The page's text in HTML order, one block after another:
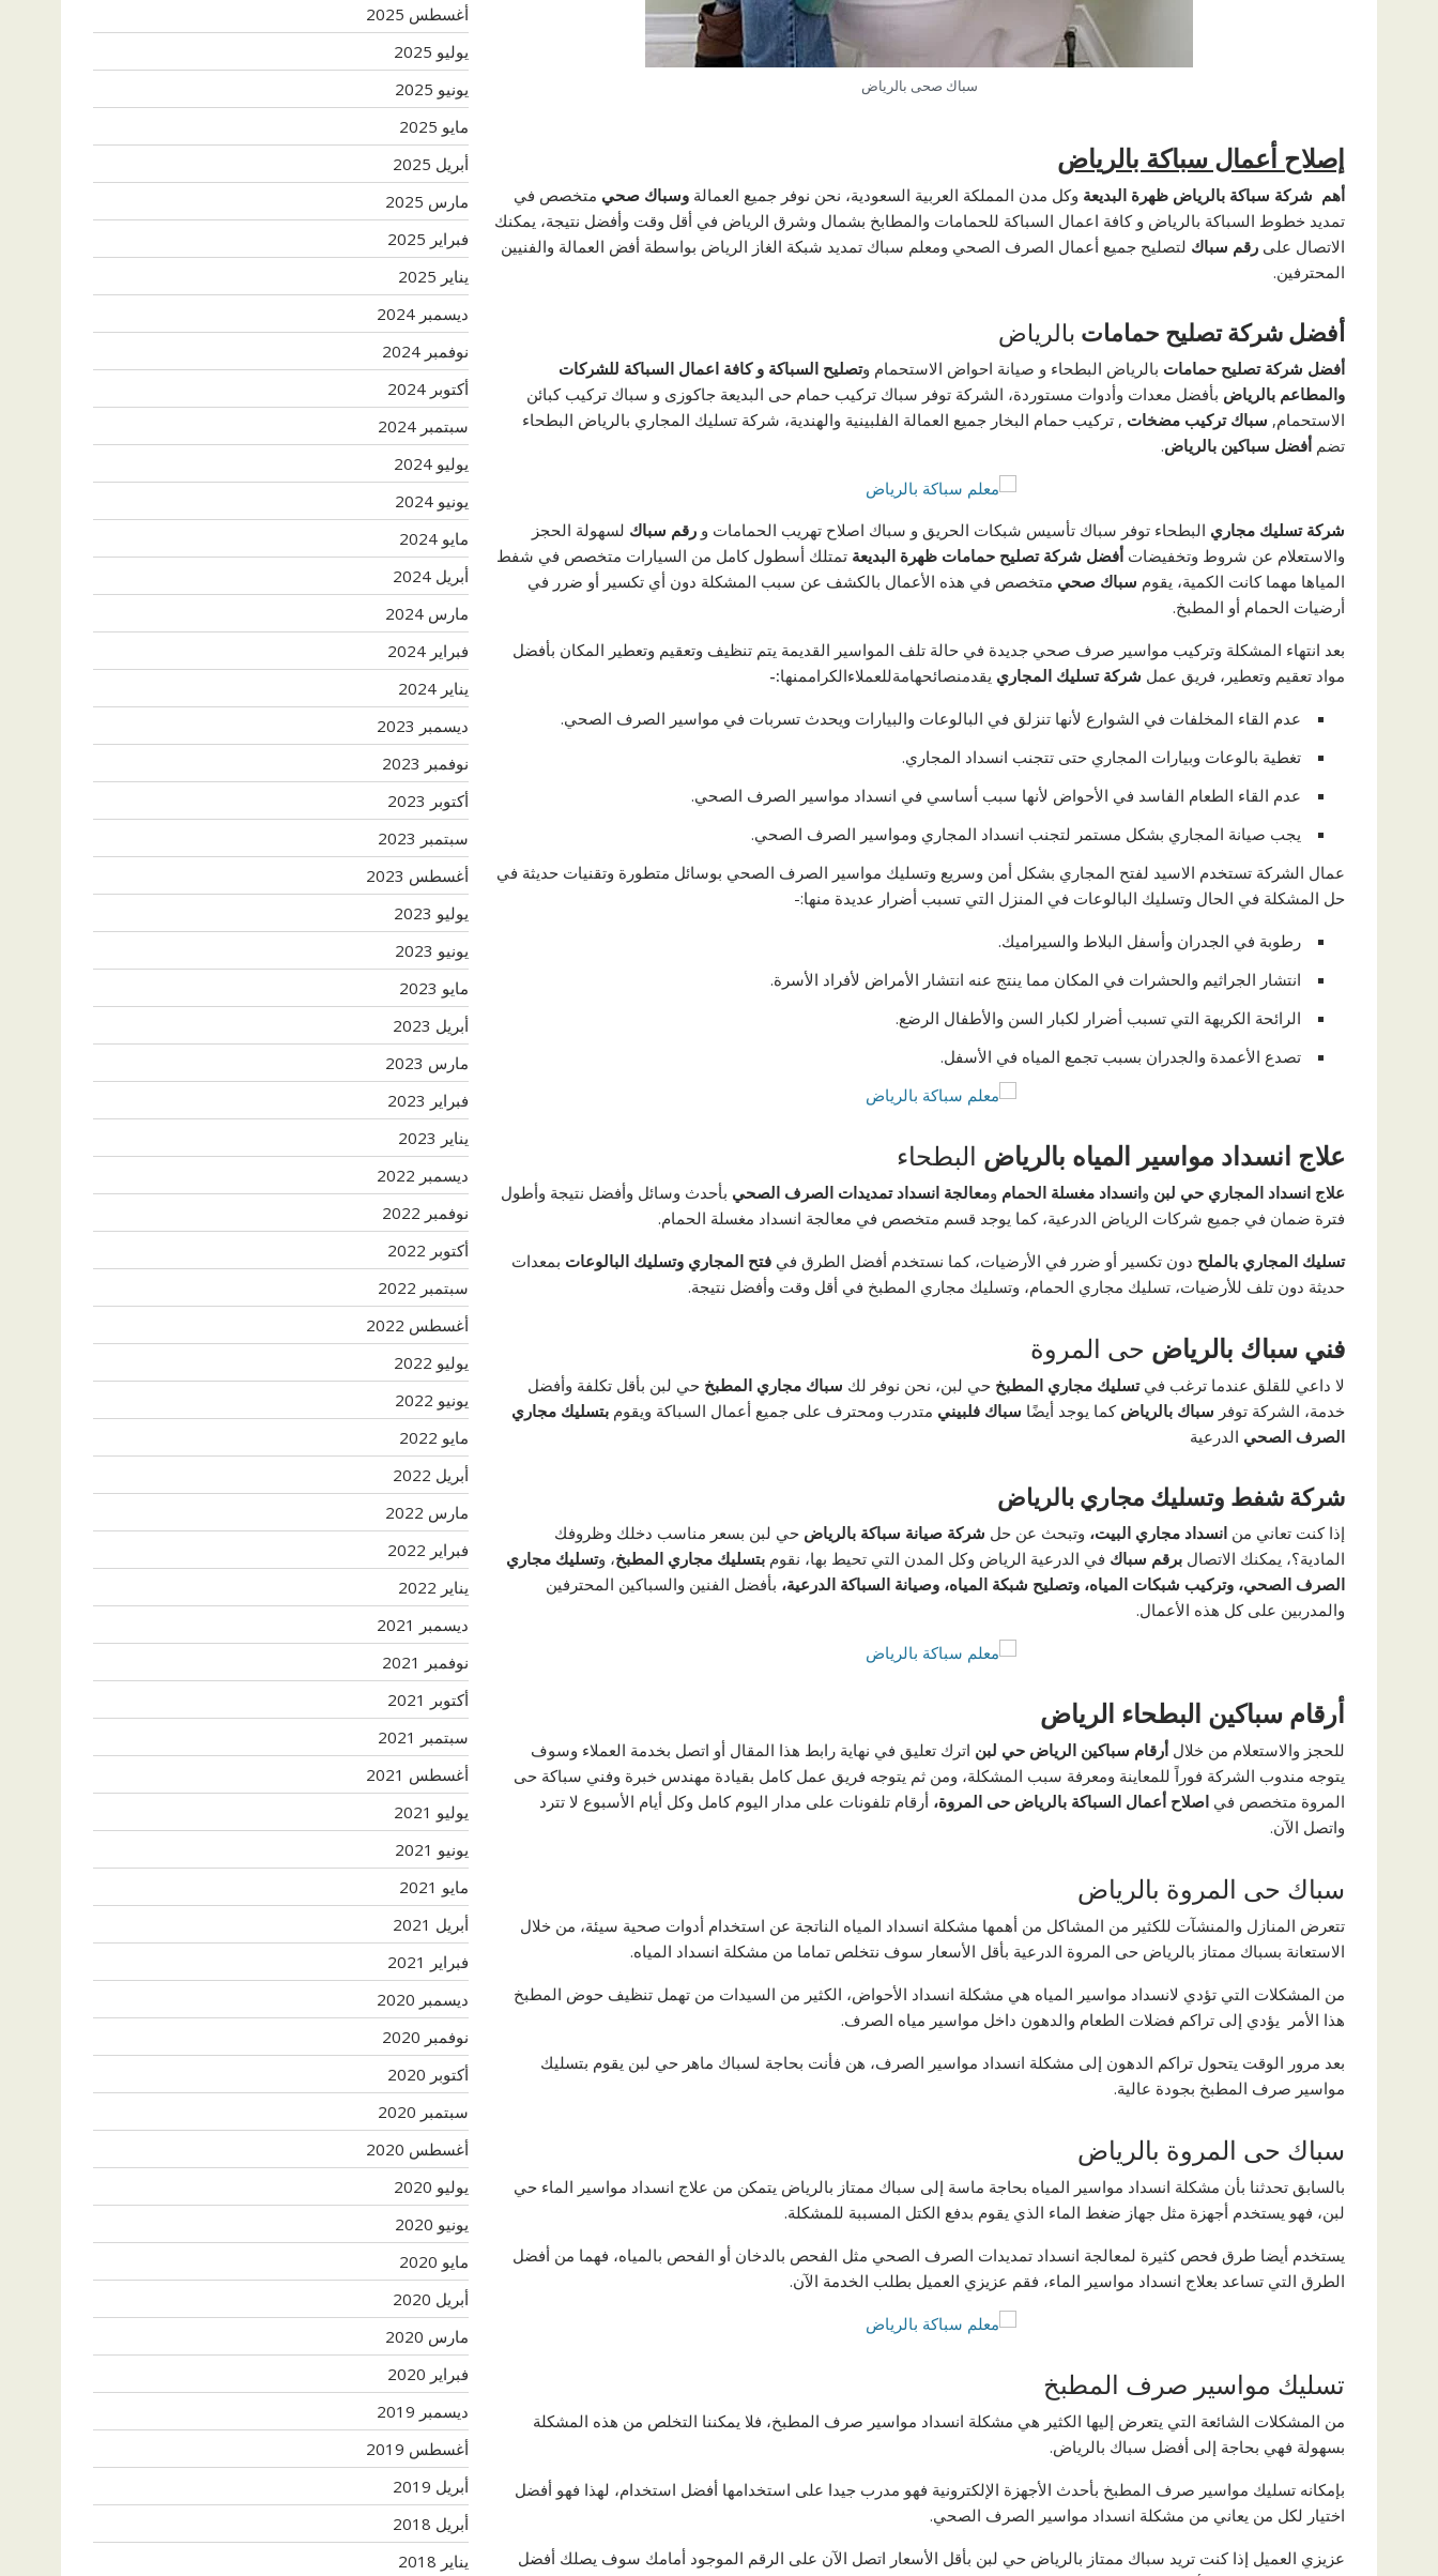
سباك صحى بالرياض
إصلاح أعمال سباكة بالرياض
أهم شركة سباكة بالرياض ظهرة البديعة وكل مدن المملكة العربية السعودية، نحن نوفر جميع العمالة وسباك صحي متخصص في
تمديد خطوط السباكة بالرياض و كافة اعمال السباكة للحمامات والمطابخ بشمال وشرق الرياض في أقل وقت وأفضل نتيجة، يمكنك
الاتصال على رقم سباك لتصليح جميع أعمال الصرف الصحي ومعلم سباك تمديد شبكة الغاز الرياض بواسطة أفض العمالة والفنيين
المحترفين.
أفضل شركة تصليح حمامات بالرياض
أفضل شركة تصليح حمامات بالرياض البطحاء و صيانة احواض الاستحمام وتصليح السباكة و كافة اعمال السباكة للشركات
والمطاعم بالرياض بأفضل معدات وأدوات مستوردة، الشركة توفر سباك تركيب حمام حى البديعة جاكوزى و سباك تركيب كبائن
الاستحمام, سباك تركيب مضخات , تركيب حمام البخار جميع العمالة الفلبينية والهندية، شركة تسليك المجاري بالرياض البطحاء
تضم أفضل سباكين بالرياض.
شركة تسليك مجاري البطحاء توفر سباك تأسيس شبكات الحريق و سباك اصلاح تهريب الحمامات و رقم سباك لسهولة الحجز
والاستعلام عن شروط وتخفيضات أفضل شركة تصليح حمامات ظهرة البديعة تمتلك أسطول كامل من السيارات متخصص في شفط
المياها مهما كانت الكمية، يقوم سباك صحي متخصص في هذه الأعمال بالكشف عن سبب المشكلة دون أي تكسير أو ضرر في
أرضيات الحمام أو المطبخ.
بعد انتهاء المشكلة وتركيب مواسير صرف صحي جديدة في حالة تلف المواسير القديمة يتم تنظيف وتعقيم وتعطير المكان بأفضل
مواد تعقيم وتعطير، فريق عمل شركة تسليك المجاري يقدمنصائحهامةللعملاءالكراممنها:-
عدم القاء المخلفات في الشوارع لأنها تنزلق في البالوعات والبيارات ويحدث تسربات في مواسير الصرف الصحي.
تغطية بالوعات وبيارات المجاري حتى تتجنب انسداد المجاري.
عدم القاء الطعام الفاسد في الأحواض لأنها سبب أساسي في انسداد مواسير الصرف الصحي.
يجب صيانة المجاري بشكل مستمر لتجنب انسداد المجاري ومواسير الصرف الصحي.
عمال الشركة تستخدم الاسيد لفتح المجاري بشكل أمن وسريع وتسليك مواسير الصرف الصحي بوسائل متطورة وتقنيات حديثة في
حل المشكلة في الحال وتسليك البالوعات في المنزل التي تسبب أضرار عديدة منها:-
رطوبة في الجدران وأسفل البلاط والسيراميك.
انتشار الجراثيم والحشرات في المكان مما ينتج عنه انتشار الأمراض لأفراد الأسرة.
الرائحة الكريهة التي تسبب أضرار لكبار السن والأطفال الرضع.
تصدع الأعمدة والجدران بسبب تجمع المياه في الأسفل.
علاج انسداد مواسير المياه بالرياض البطحاء
علاج انسداد المجاري حي لبن وانسداد مغسلة الحمام ومعالجة انسداد تمديدات الصرف الصحي بأحدث وسائل وأفضل نتيجة وأطول
فترة ضمان في جميع شركات الرياض الدرعية، كما يوجد قسم متخصص في معالجة انسداد مغسلة الحمام.
تسليك المجاري بالملح دون تكسير أو ضرر في الأرضيات، كما نستخدم أفضل الطرق في فتح المجاري وتسليك البالوعات بمعدات
حديثة دون تلف للأرضيات، تسليك مجاري الحمام، وتسليك مجاري المطبخ في أقل وقت وأفضل نتيجة.
فني سباك بالرياض حى المروة
لا داعي للقلق عندما ترغب فيتسليك مجاري المطبخ حي لبن، نحن نوفر لك سباك مجاري المطبخ حي لبن بأقل تكلفة وأفضل
خدمة، الشركة توفر سباك بالرياض كما يوجد أيضًا سباك فلبيني متدرب ومحترف على جميع أعمال السباكة ويقوم بتسليك مجاري
الصرف الصحي الدرعية
شركة شفط وتسليك مجاري بالرياض
إذا كنت تعاني من انسداد مجاري البيت، وتبحث عن حل شركة صيانة سباكة بالرياض حي لبن بسعر مناسب دخلك وظروفك
المادية؟، يمكنك الاتصال برقم سباك في الدرعية الرياض وكل المدن التي تحيط بها، نقوم بتسليك مجاري المطبخ، وتسليك مجاري
الصرف الصحي، وتركيب شبكات المياه، وتصليح شبكة المياه، وصيانة السباكة الدرعية، بأفضل الفنين والسباكين المحترفين
والمدربين على كل هذه الأعمال.
أرقام سباكين البطحاء الرياض
للحجز والاستعلام من خلال أرقام سباكين الرياض حي لبن اترك تعليق في نهاية رابط هذا المقال أو اتصل بخدمة العملاء وسوف
يتوجه مندوب الشركة فوراً للمعاينة ومعرفة سبب المشكلة، ومن ثم يتوجه فريق عمل كامل بقيادة مهندس خبرة وفني سباكة حى
المروة متخصص في اصلاح أعمال السباكة بالرياض حى المروة، أرقام تلفونات على مدار اليوم كامل وكل أيام الأسبوع لا تترد
واتصل الآن.
سباك حى المروة بالرياض
تتعرض المنازل والمنشآت للكثير من المشاكل من أهمها مشكلة انسداد المياه الناتجة عن استخدام أدوات صحية سيئة، من خلال
الاستعانة بسباك ممتاز بالرياض حى المروة الدرعية بأقل الأسعار سوف نتخلص تماما من مشكلة انسداد المياه.
من المشكلات التي تؤدي لانسداد مواسير المياه هي مشكلة انسداد الأحواض، الكثير من السيدات من تهمل تنظيف حوض المطبخ
هذا الأمر يؤدي إلى تراكم فضلات الطعام والدهون داخل مواسير مياه الصرف.
بعد مرور الوقت يتحول تراكم الدهون إلى مشكلة انسداد مواسير الصرف، هن فأنت بحاجة لسباك ماهر حي لبن يقوم بتسليك
مواسير صرف المطبخ بجودة عالية.
سباك حى المروة بالرياض
بالسابق تحدثنا بأن مشكلة انسداد مواسير المياه بحاجة ماسة إلى سباك ممتاز بالرياض يتمكن من علاج انسداد مواسير الماء حي
لبن، فهو يستخدم أجهزة مثل جهاز ضغط الماء الذي يقوم بدفع الكتل المسببة للمشكلة.
يستخدم أيضا طرق فحص كثيرة لمعالجة انسداد تمديدات الصرف الصحي مثل الفحص بالدخان أو الفحص بالمياه، فهما من أفضل
الطرق التي تساعد بعلاج انسداد مواسير الماء، فقم عزيزي العميل بطلب الخدمة الآن.
تسليك مواسير صرف المطبخ
من المشكلات الشائعة التي يتعرض إليها الكثير هي مشكلة انسداد مواسير صرف المطبخ، فلا يمكننا التخلص من هذه المشكلة
بسهولة فهي بحاجة إلى أفضل سباك بالرياض.
بإمكانه تسليك مواسير صرف المطبخ بأحدث الأجهزة الإلكترونية فهو مدرب جيدا على استخدامها أفضل استخدام، لهذا فهو أفضل
اختيار لكل من يعاني من مشكلة انسداد مواسير الصرف الصحي.
عزيزي العميل إذا كنت تريد سباك ممتاز بالرياض حي لبن بأقل الأسعار اتصل الآن على الرقم الموجود أمامك سوف يصلك أفضل
أغسطس 2025
يوليو 2025
يونيو 2025
مايو 2025
أبريل 2025
مارس 2025
فبراير 2025
يناير 2025
ديسمبر 2024
نوفمبر 2024
أكتوبر 2024
سبتمبر 2024
يوليو 2024
يونيو 2024
مايو 2024
أبريل 2024
مارس 2024
فبراير 2024
يناير 2024
ديسمبر 2023
نوفمبر 2023
أكتوبر 2023
سبتمبر 2023
أغسطس 2023
يوليو 2023
يونيو 2023
مايو 2023
أبريل 2023
مارس 2023
فبراير 2023
يناير 2023
ديسمبر 2022
نوفمبر 2022
أكتوبر 2022
سبتمبر 2022
أغسطس 2022
يوليو 2022
يونيو 2022
مايو 2022
أبريل 2022
مارس 2022
فبراير 2022
يناير 2022
ديسمبر 2021
نوفمبر 2021
أكتوبر 2021
سبتمبر 2021
أغسطس 2021
يوليو 2021
يونيو 2021
مايو 2021
أبريل 2021
فبراير 2021
ديسمبر 2020
نوفمبر 2020
أكتوبر 2020
سبتمبر 2020
أغسطس 2020
يوليو 2020
يونيو 2020
مايو 2020
أبريل 2020
مارس 2020
فبراير 2020
ديسمبر 2019
أغسطس 2019
أبريل 2019
أبريل 2018
يناير 2018